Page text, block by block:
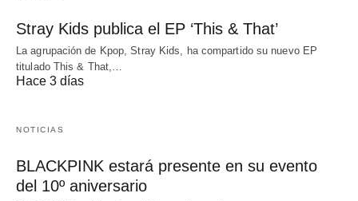
Stray Kids publica el EP ‘This & That’
La agrupación de Kpop, Stray Kids, ha compartido su nuevo EP
titulado This & That,…
Hace 3 días
NOTICIAS
BLACKPINK estará presente en su evento
del 10º aniversario